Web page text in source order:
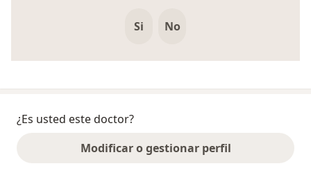
Si No
¿Es usted este doctor?
Modificar o gestionar perfil